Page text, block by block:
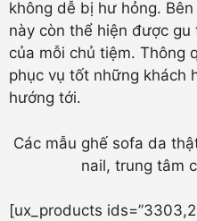
không dễ bị hư hỏng.
này còn thể hiện được
của mỗi chủ tiệm. Thông
phục vụ tốt những khách
hướng tới.
Các mẫu ghế sofa da
nail, trung tâm
[ux_products